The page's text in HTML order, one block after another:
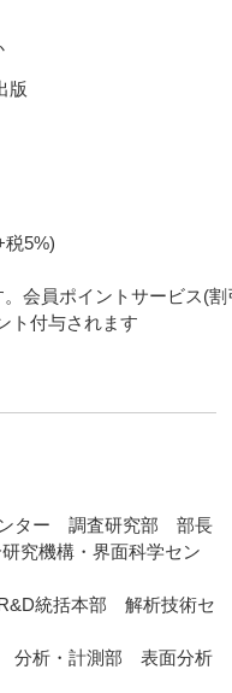
版
税5%)
会員ポイントサービス(
ト付与されます
ター 調査研究部 部長
機構・界面科学セン
統括本部 解析技術セ
・計測部 表面分析